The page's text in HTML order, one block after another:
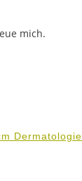
mich.
Dermatologie